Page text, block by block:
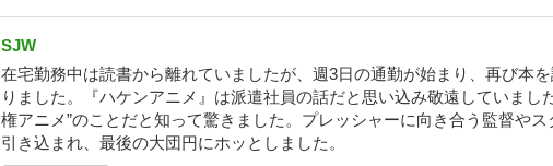
SJW
在宅勤務中は読書から離れていましたが、週3日の通勤が始まり、再び本
りました。『ハケンアニメ』は派遣社員の話だと思い込み敬遠していまし
権アニメ”のことだと知って驚きました。プレッシャーに向き合う監督やス
引き込まれ、最後の大団円にホッとしました。